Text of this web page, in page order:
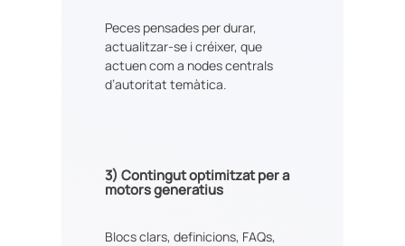
Peces pensades per durar,
actualitzar-se i créixer, que
actuen com a nodes centrals
d’autoritat temàtica.
3) Contingut optimitzat per a
motors generatius
Blocs clars, definicions, FAQs,